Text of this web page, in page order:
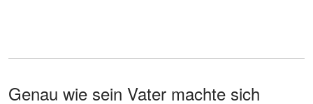
Genau wie sein Vater machte sich